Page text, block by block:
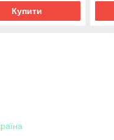
Купити